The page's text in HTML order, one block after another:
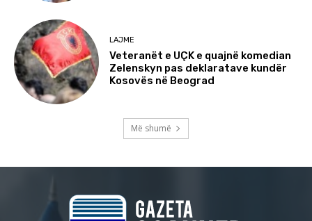
LAJME
Veteranët e UÇK e quajnë komedian
Zelenskyn pas deklaratave kundër
Kosovës në Beograd
Më shumë